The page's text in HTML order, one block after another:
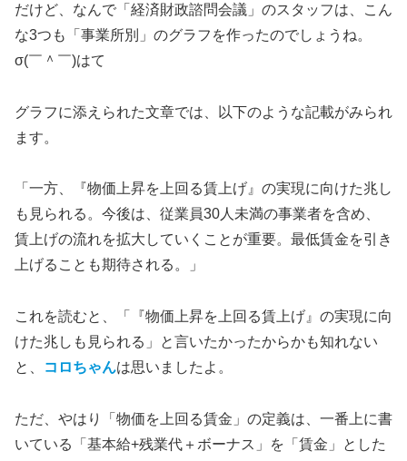
だけど、なんで「経済財政諮問会議」のスタッフは、こん
な3つも「事業所別」のグラフを作ったのでしょうね。
σ(￣＾￣)はて
グラフに添えられた文章では、以下のような記載がみられ
ます。
「一方、『物価上昇を上回る賃上げ』の実現に向けた兆し
も見られる。今後は、従業員30人未満の事業者を含め、
賃上げの流れを拡大していくことが重要。最低賃金を引き
上げることも期待される。」
これを読むと、「『物価上昇を上回る賃上げ』の実現に向
けた兆しも見られる」と言いたかったからかも知れない
と、
コロちゃんは思いましたよ。
ただ、やはり「物価を上回る賃金」の定義は、一番上に書
いている「基本給+残業代＋ボーナス」を「賃金」とした